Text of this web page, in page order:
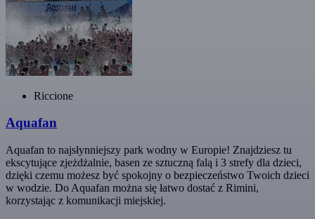
Riccione
Aquafan
Aquafan to najsłynniejszy park wodny w Europie! Znajdziesz tu
ekscytujące zjeżdżalnie, basen ze sztuczną falą i 3 strefy dla dzieci,
dzięki czemu możesz być spokojny o bezpieczeństwo Twoich dzieci
w wodzie. Do Aquafan można się łatwo dostać z Rimini,
korzystając z komunikacji miejskiej.